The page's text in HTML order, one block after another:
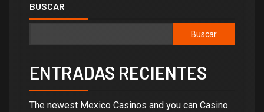
BUSCAR
Buscar
ENTRADAS RECIENTES
The newest Mexico Casinos and you can Casino